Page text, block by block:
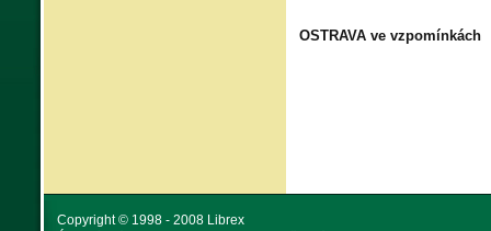
OSTRAVA ve vzpomínkách
Copyright © 1998 - 2008 Librex